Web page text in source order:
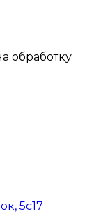
обработку
5с17